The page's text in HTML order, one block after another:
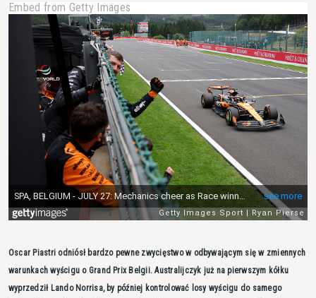
Embed from Getty Images
Oscar Piastri odniósł bardzo pewne zwycięstwo w odbywającym się w zmiennych
warunkach wyścigu o Grand Prix Belgii. Australijczyk już na pierwszym kółku
wyprzedził Lando Norrisa, by później kontrolować losy wyścigu do samego